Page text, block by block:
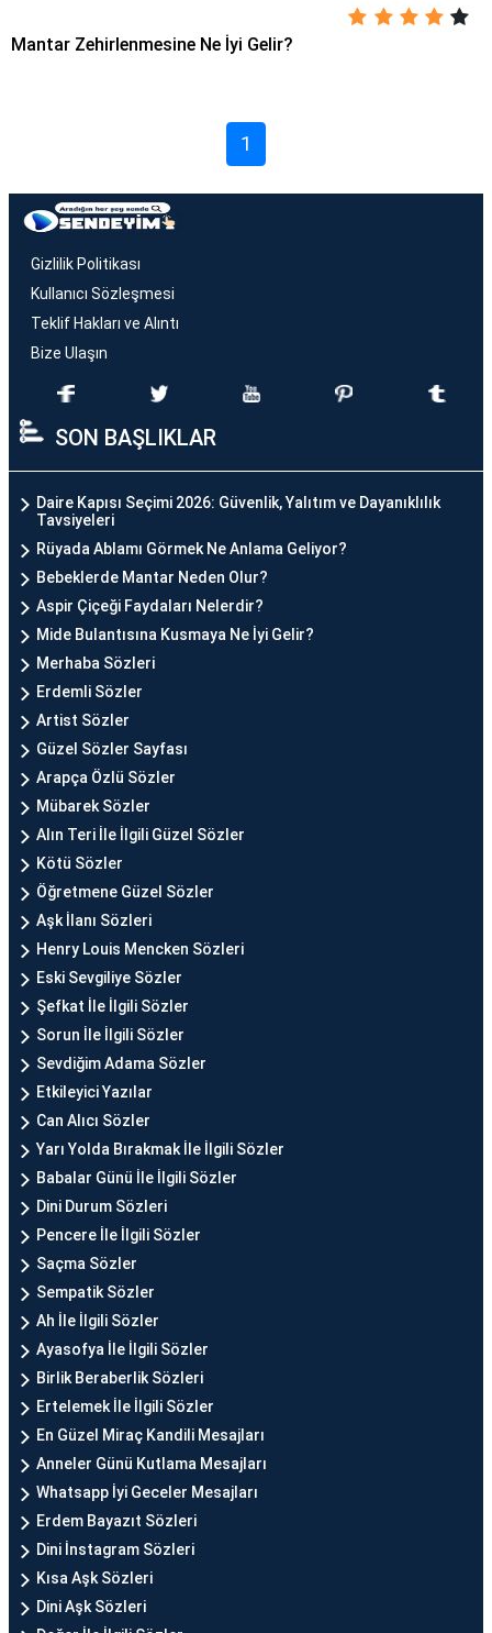
Mantar Zehirlenmesine Ne İyi Gelir?
1
Gizlilik Politikası
Kullanıcı Sözleşmesi
Teklif Hakları ve Alıntı
Bize Ulaşın
SON BAŞLIKLAR
Daire Kapısı Seçimi 2026: Güvenlik, Yalıtım ve Dayanıklılık
Tavsiyeleri
Rüyada Ablamı Görmek Ne Anlama Geliyor?
Bebeklerde Mantar Neden Olur?
Aspir Çiçeği Faydaları Nelerdir?
Mide Bulantısına Kusmaya Ne İyi Gelir?
Merhaba Sözleri
Erdemli Sözler
Artist Sözler
Güzel Sözler Sayfası
Arapça Özlü Sözler
Mübarek Sözler
Alın Teri İle İlgili Güzel Sözler
Kötü Sözler
Öğretmene Güzel Sözler
Aşk İlanı Sözleri
Henry Louis Mencken Sözleri
Eski Sevgiliye Sözler
Şefkat İle İlgili Sözler
Sorun İle İlgili Sözler
Sevdiğim Adama Sözler
Etkileyici Yazılar
Can Alıcı Sözler
Yarı Yolda Bırakmak İle İlgili Sözler
Babalar Günü İle İlgili Sözler
Dini Durum Sözleri
Pencere İle İlgili Sözler
Saçma Sözler
Sempatik Sözler
Ah İle İlgili Sözler
Ayasofya İle İlgili Sözler
Birlik Beraberlik Sözleri
Ertelemek İle İlgili Sözler
En Güzel Miraç Kandili Mesajları
Anneler Günü Kutlama Mesajları
Whatsapp İyi Geceler Mesajları
Erdem Bayazıt Sözleri
Dini İnstagram Sözleri
Kısa Aşk Sözleri
Dini Aşk Sözleri